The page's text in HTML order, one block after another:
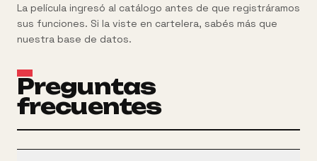
La película ingresó al catálogo antes de que registráramos
sus funciones. Si la viste en cartelera, sabés más que
nuestra base de datos.
Preguntas
frecuentes